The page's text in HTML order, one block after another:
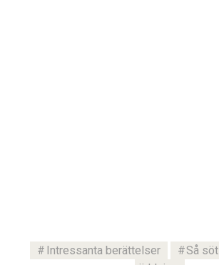
Intressanta berättelser Så söt